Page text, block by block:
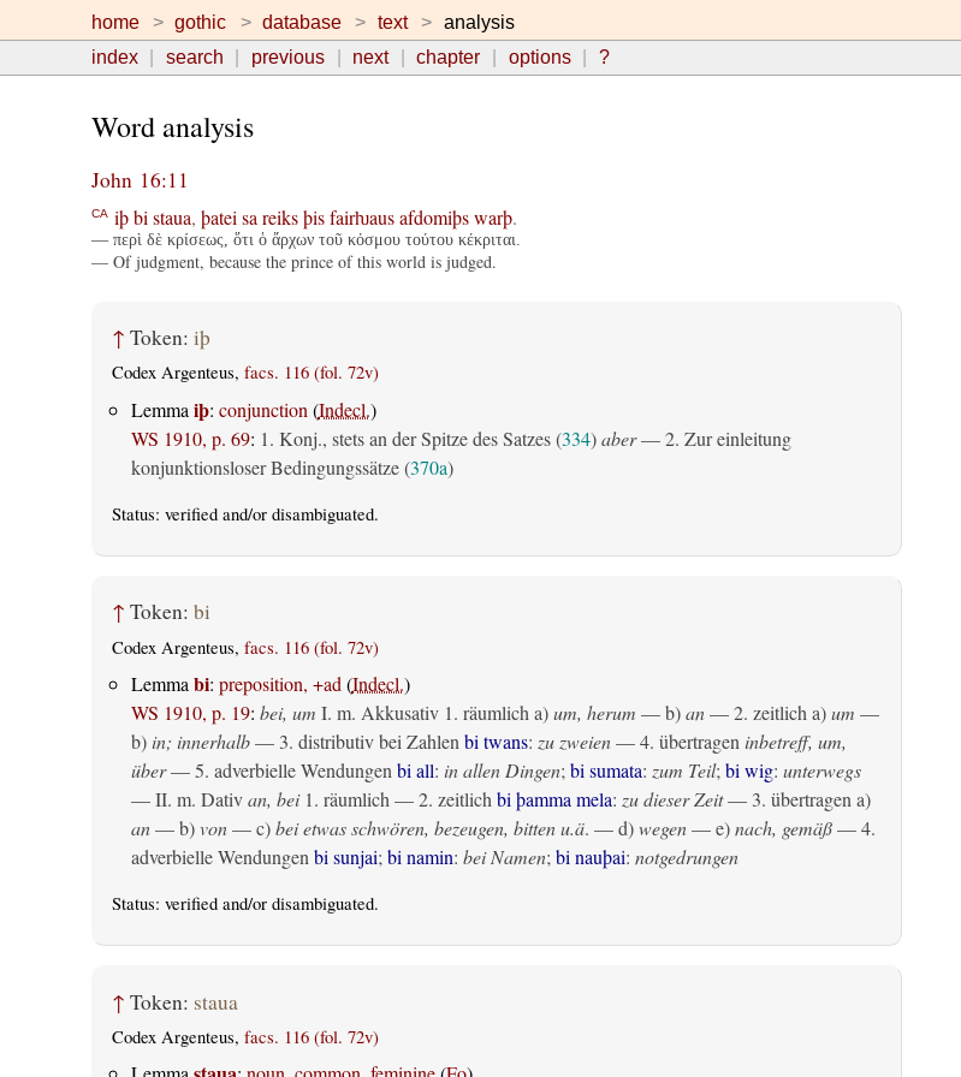
home gothic database text
analysis
index
search previous next chapter options ?
Word analysis
John 16:11
CA iþ bi staua, þatei sa reiks þis fairƕaus afdomiþs warþ.
— περὶ δὲ κρίσεως, ὅτι ὁ ἄρχων τοῦ κόσμου τούτου κέκριται.
— Of judgment, because the prince of this world is judged.
↑ Token: iþ
Codex Argenteus, facs. 116 (fol. 72v)
Lemma iþ: conjunction (Indecl.)
WS 1910, p. 69: 1. Konj., stets an der Spitze des Satzes (334)aber— 2. Zur einleitung
konjunktionsloser Bedingungssätze (370a)
Status: verifiedand/or disambiguated.
↑ Token: bi
Codex Argenteus, facs. 116 (fol. 72v)
Lemma bi: preposition, +ad (Indecl.)
WS 1910, p. 19: bei, um I. m. Akkusativ1. räumlich a)um, herum — b)an— 2. zeitlich a)um —
b) in; innerhalb— 3. distributiv bei Zahlen bi twans: zu zweien— 4. übertragen inbetreff, um,
über— 5. adverbielle Wendungen bi all: in allen Dingen; bi sumata: zum Teil; bi wig: unterwegs
— II. m. Dativ an, bei1. räumlich — 2. zeitlich bi þamma mela: zu dieser Zeit— 3. übertragen a)
an— b)von— c)bei etwas schwören, bezeugen, bitten u.ä. — d)wegen— e)nach, gemäß— 4.
adverbielle Wendungen bi sunjai; bi namin: bei Namen; bi nauþai: notgedrungen
Status: verifiedand/or disambiguated.
↑ Token: staua
Codex Argenteus, facs. 116 (fol. 72v)